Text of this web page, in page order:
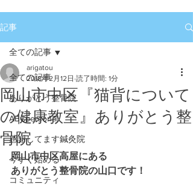
記事
全ての記事
ありがとう整骨院
ABCpersonal
感謝してます鍼灸院
今すぐ始める
コミュニティ
全ての記事
岡山市中区『猫背について
の健康教室』ありがとう整
骨院
arigatou
2018年2月12日 読了時間: 1分
岡山市中区高屋にある
ありがとう整骨院の山口です！